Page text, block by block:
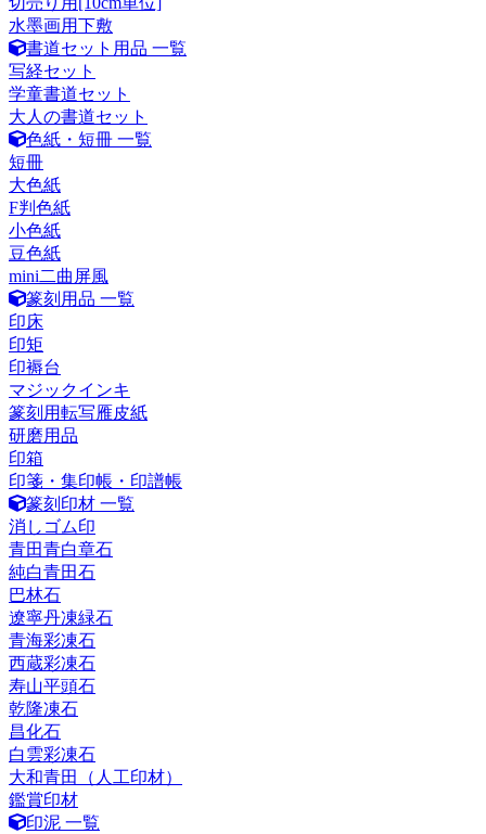
水墨画用下敷
書道セット用品 一覧
写経セット
学童書道セット
大人の書道セット
色紙・短冊 一覧
短冊
大色紙
F判色紙
小色紙
豆色紙
mini二曲屏風
篆刻用品 一覧
印床
印矩
印褥台
マジックインキ
篆刻用転写雁皮紙
研磨用品
印箱
印箋・集印帳・印譜帳
篆刻印材 一覧
消しゴム印
青田青白章石
純白青田石
巴林石
遼寧丹凍緑石
青海彩凍石
西蔵彩凍石
寿山平頭石
乾隆凍石
昌化石
白雲彩凍石
大和青田（人工印材）
鑑賞印材
印泥 一覧